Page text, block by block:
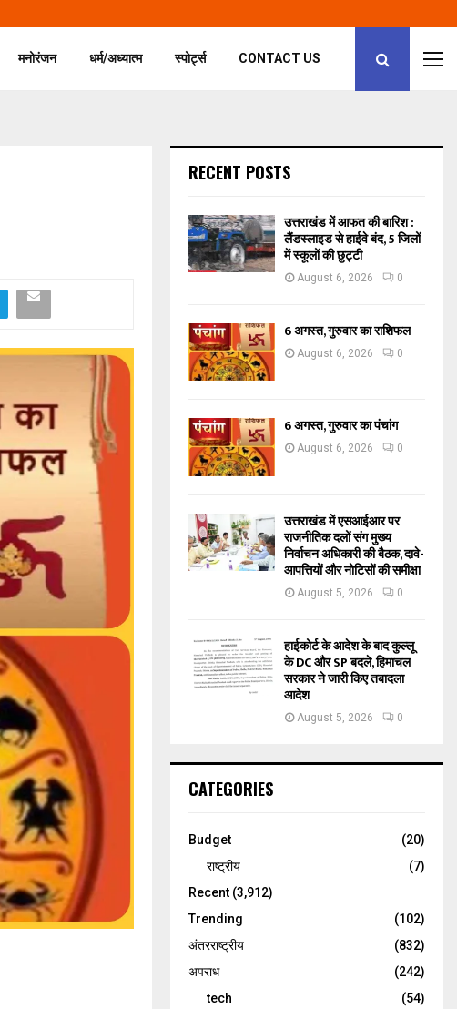
मनोरंजन धर्म/अध्यात्म स्पोर्ट्स CONTACT US
RECENT POSTS
उत्तराखंड में आफत की बारिश :
लैंडस्लाइड से हाईवे बंद, 5 जिलों
में स्कूलों की छुट्टी
August 6, 2026 0
6 अगस्त, गुरुवार का राशिफल
August 6, 2026 0
6 अगस्त, गुरुवार का पंचांग
August 6, 2026 0
उत्तराखंड में एसआईआर पर
राजनीतिक दलों संग मुख्य
निर्वाचन अधिकारी की बैठक, दावे-
आपत्तियों और नोटिसों की समीक्षा
August 5, 2026 0
हाईकोर्ट के आदेश के बाद कुल्लू
के DC और SP बदले, हिमाचल
सरकार ने जारी किए तबादला
आदेश
August 5, 2026 0
CATEGORIES
Budget
(20)
राष्ट्रीय
(7)
Recent (3,912)
Trending
(102)
अंतरराष्ट्रीय
(832)
अपराध
(242)
tech
(54)